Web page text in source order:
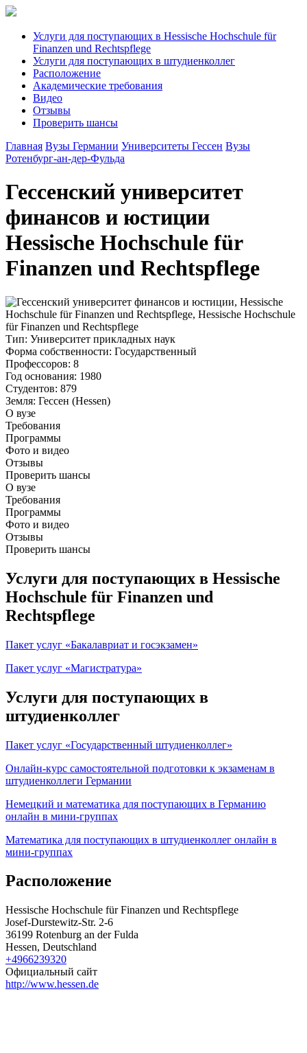
Услуги для поступающих в Hessische Hochschule für
Finanzen und Rechtspflege
Услуги для поступающих в штудиенколлег
Расположение
Академические требования
Видео
Отзывы
Проверить шансы
Главная Вузы Германии Университеты Гессен Вузы
Ротенбург-ан-дер-Фульда
Гессенский университет
финансов и юстиции
Hessische Hochschule für
Finanzen und Rechtspflege
Тип: Университет прикладных наук
Форма собственности: Государственный
Профессоров: 8
Год основания: 1980
Студентов: 879
Земля: Гессен (Hessen)
О вузе
Требования
Программы
Фото и видео
Отзывы
Проверить шансы
О вузе
Требования
Программы
Фото и видео
Отзывы
Проверить шансы
Услуги для поступающих в Hessische
Hochschule für Finanzen und
Rechtspflege
Пакет услуг «Бакалавриат и госэкзамен»
Пакет услуг «Магистратура»
Услуги для поступающих в
штудиенколлег
Пакет услуг «Государственный штудиенколлег»
Онлайн-курс самостоятельной подготовки к экзаменам в
штудиенколлеги Германии
Немецкий и математика для поступающих в Германию
онлайн в мини-группах
Математика для поступающих в штудиенколлег онлайн в
мини-группах
Расположение
Hessische Hochschule für Finanzen und Rechtspflege
Josef-Durstewitz-Str. 2-6
36199 Rotenburg an der Fulda
Hessen, Deutschland
+4966239320
Официальный сайт
http://www.hessen.de